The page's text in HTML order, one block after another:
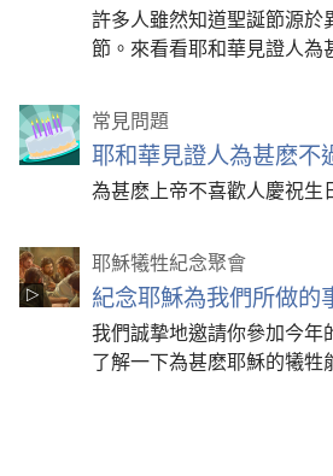
許多人雖然知道聖誕節源於
節。來看看耶和華見證人為
常見問題
耶和華見證人為甚麽不
為甚麽上帝不喜歡人慶祝生
耶穌犧牲紀念聚會
紀念耶穌為我們所做的
我們誠摯地邀請你參加今年
了解一下為甚麽耶穌的犧牲